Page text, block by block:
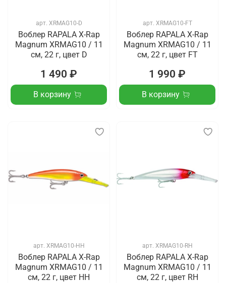
арт. XRMAG10-D
Воблер RAPALA X-Rap
Magnum XRMAG10 / 11
см, 22 г, цвет D
1 490 ₽
В корзину
арт. XRMAG10-FT
Воблер RAPALA X-Rap
Magnum XRMAG10 / 11
см, 22 г, цвет FT
1 990 ₽
В корзину
арт. XRMAG10-HH
Воблер RAPALA X-Rap
Magnum XRMAG10 / 11
см, 22 г, цвет HH
арт. XRMAG10-RH
Воблер RAPALA X-Rap
Magnum XRMAG10 / 11
см, 22 г, цвет RH